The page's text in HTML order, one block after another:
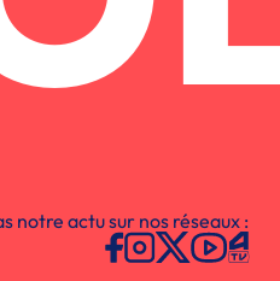
notre actu sur nos réseaux :